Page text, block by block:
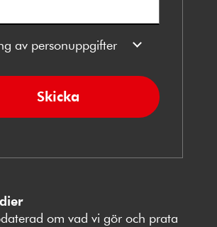
av personuppgifter
Skicka
om vad vi gör och prata